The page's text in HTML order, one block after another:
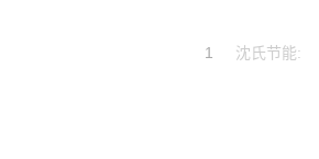
1 沈氏节能: